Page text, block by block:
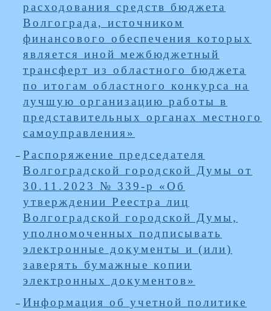
расходования средств бюджета
Волгограда, источником
финансового обеспечения которых
является иной межбюджетный
трансферт из областного бюджета
по итогам областного конкурса на
лучшую организацию работы в
представительных органах местного
самоуправления»
Распоряжение председателя
Волгоградской городской Думы от
30.11.2023 № 339-р «Об
утверждении Реестра лиц
Волгоградской городской Думы,
уполномоченных подписывать
электронные документы и (или)
заверять бумажные копии
электронных документов»
Информация об учетной политике